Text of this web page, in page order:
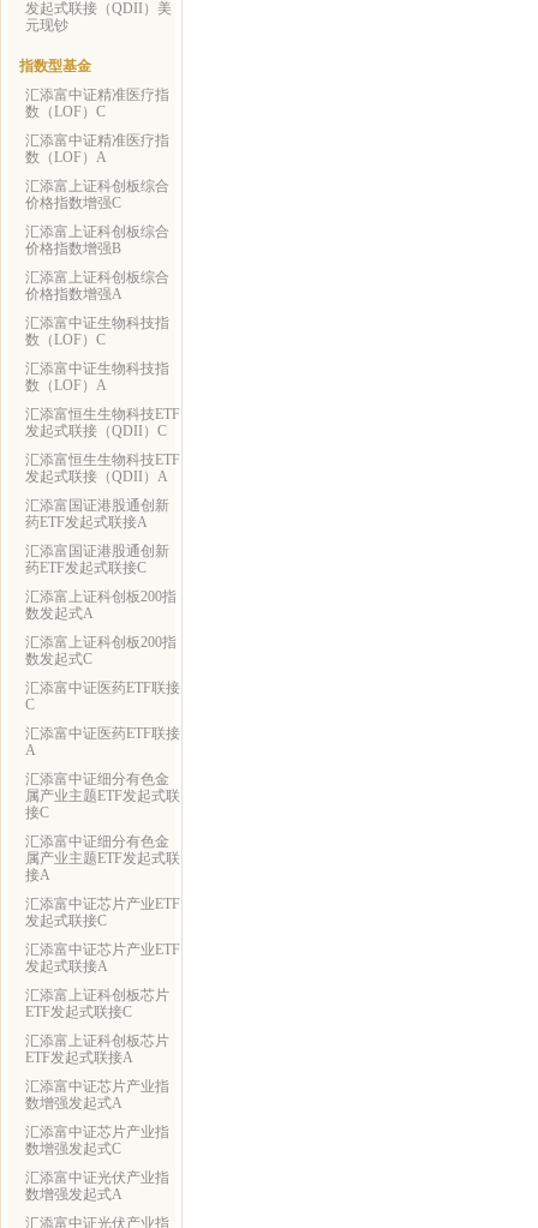
发起式联接（QDII）美
元现钞
指数型基金
汇添富中证精准医疗指
数（LOF）C
汇添富中证精准医疗指
数（LOF）A
汇添富上证科创板综合
价格指数增强C
汇添富上证科创板综合
价格指数增强B
汇添富上证科创板综合
价格指数增强A
汇添富中证生物科技指
数（LOF）C
汇添富中证生物科技指
数（LOF）A
汇添富恒生生物科技ETF
发起式联接（QDII）C
汇添富恒生生物科技ETF
发起式联接（QDII）A
汇添富国证港股通创新
药ETF发起式联接A
汇添富国证港股通创新
药ETF发起式联接C
汇添富上证科创板200指
数发起式A
汇添富上证科创板200指
数发起式C
汇添富中证医药ETF联接
C
汇添富中证医药ETF联接
A
汇添富中证细分有色金
属产业主题ETF发起式联
接C
汇添富中证细分有色金
属产业主题ETF发起式联
接A
汇添富中证芯片产业ETF
发起式联接C
汇添富中证芯片产业ETF
发起式联接A
汇添富上证科创板芯片
ETF发起式联接C
汇添富上证科创板芯片
ETF发起式联接A
汇添富中证芯片产业指
数增强发起式A
汇添富中证芯片产业指
数增强发起式C
汇添富中证光伏产业指
数增强发起式A
汇添富中证光伏产业指